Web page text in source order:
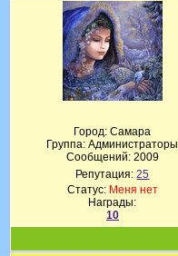
Город: Самара
Группа: Администраторы
Сообщений: 2009
Репутация:25
Статус: Меня нет
Награды:
10